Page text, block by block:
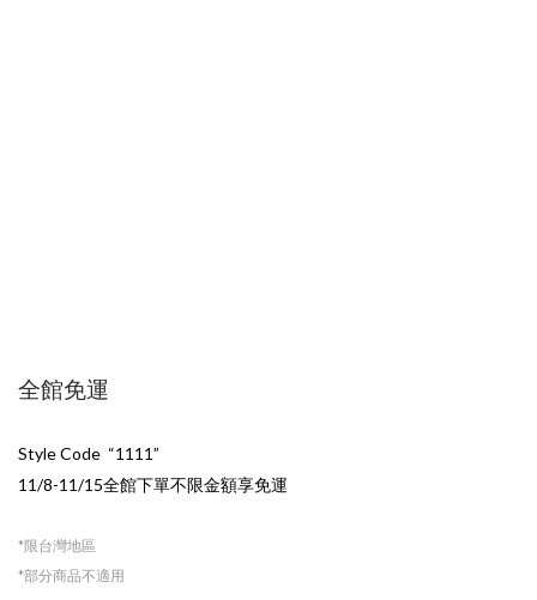
全館免運
Style Code “1111”
11/8-11/15全館下單不限金額享免運
*限台灣地區
*部分商品不適用